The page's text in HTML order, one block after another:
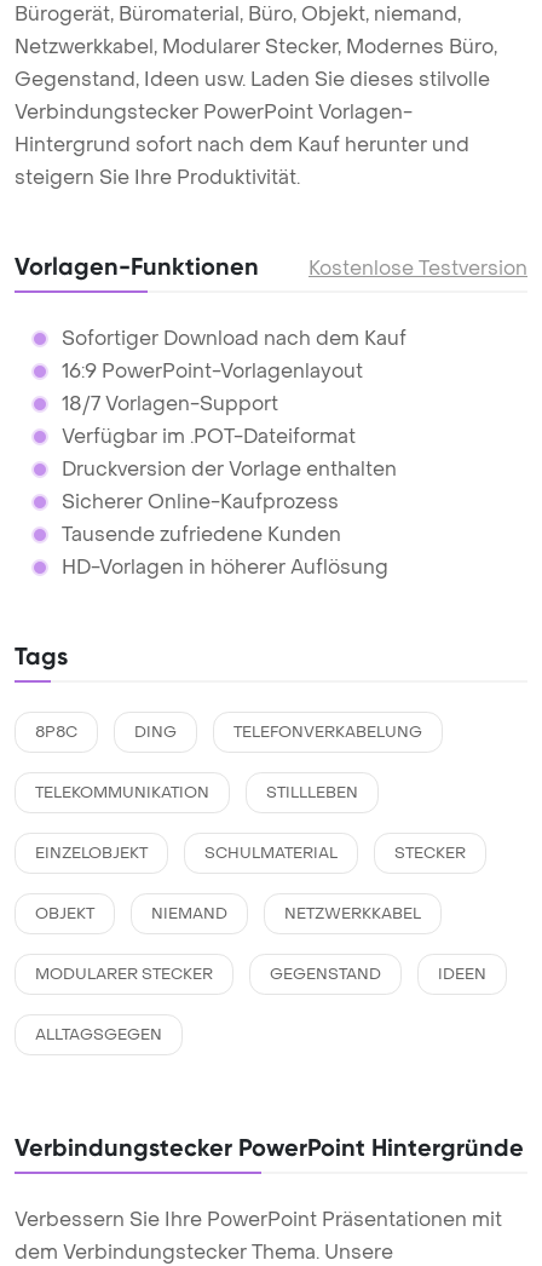
Bürogerät, Büromaterial, Büro, Objekt, niemand,
Netzwerkkabel, Modularer Stecker, Modernes Büro,
Gegenstand, Ideen usw. Laden Sie dieses stilvolle
Verbindungstecker PowerPoint Vorlagen-
Hintergrund sofort nach dem Kauf herunter und
steigern Sie Ihre Produktivität.
Vorlagen-Funktionen Kostenlose Testversion
Sofortiger Download nach dem Kauf
16:9 PowerPoint-Vorlagenlayout
18/7 Vorlagen-Support
Verfügbar im .POT-Dateiformat
Druckversion der Vorlage enthalten
Sicherer Online-Kaufprozess
Tausende zufriedene Kunden
HD-Vorlagen in höherer Auflösung
Tags
8P8C DING TELEFONVERKABELUNG
TELEKOMMUNIKATION STILLLEBEN
EINZELOBJEKT SCHULMATERIAL STECKER
OBJEKT NIEMAND NETZWERKKABEL
MODULARER STECKER GEGENSTAND IDEEN
ALLTAGSGEGEN
Verbindungstecker PowerPoint Hintergründe
Verbessern Sie Ihre PowerPoint Präsentationen mit
dem Verbindungstecker Thema. Unsere